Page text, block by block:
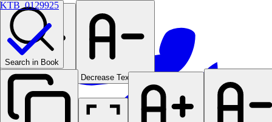
Increase Text Size Decrease Text Size
Search in Book
KTB_0129925